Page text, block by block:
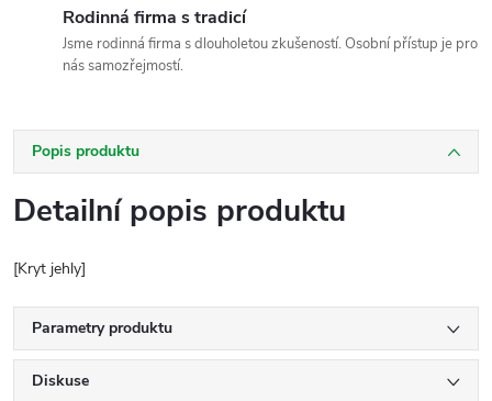
Rodinná firma s tradicí
Jsme rodinná firma s dlouholetou zkušeností. Osobní přístup je pro
nás samozřejmostí.
Popis produktu
Detailní popis produktu
[Kryt jehly]
Parametry produktu
Diskuse